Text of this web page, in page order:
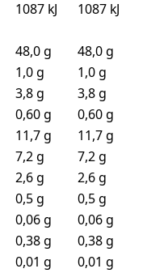
1087 kJ
1087 kJ
48,0 g
48,0 g
1,0 g
1,0 g
3,8 g
3,8 g
0,60 g
0,60 g
11,7 g
11,7 g
7,2 g
7,2 g
2,6 g
2,6 g
0,5 g
0,5 g
0,06 g
0,06 g
0,38 g
0,38 g
0,01 g
0,01 g